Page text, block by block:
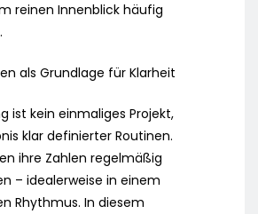
reinen Innenblick häufig
als Grundlage für Klarheit
ist kein einmaliges Projekt,
klar definierter Routinen.
ihre Zahlen regelmäßig
– idealerweise in einem
Rhythmus. In diesem